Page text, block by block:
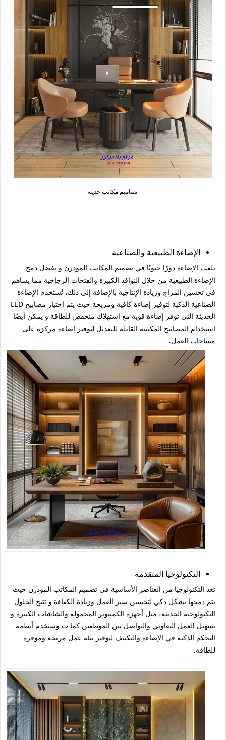
تصاميم مكاتب حديثة
الإضاءة الطبيعية والصناعية
تلعب الإضاءة دورًا حيويًا في تصميم المكاتب المودرن و يفضل دمج
الإضاءة الطبيعية من خلال النوافذ الكبيرة والفتحات الزجاجية مما يساهم
في تحسين المزاج وزيادة الإنتاجية بالإضافة إلى ذلك، تُستخدم الإضاءة
الصناعية الذكية لتوفير إضاءة كافية ومريحة حيث يتم اختيار مصابيح LED
الحديثة التي توفر إضاءة قوية مع استهلاك منخفض للطاقة و يمكن أيضًا
استخدام المصابيح المكتبية القابلة للتعديل لتوفير إضاءة مركزة على
مساحات العمل.
التكنولوجيا المتقدمة
تعد التكنولوجيا من العناصر الأساسية في تصميم المكاتب المودرن حيث
يتم دمجها بشكل ذكي لتحسين سير العمل وزيادة الكفاءة و تتيح الحلول
التكنولوجية الحديثة، مثل أجهزة الكمبيوتر المحمولة والشاشات الكبيرة و
تسهيل العمل التعاوني والتواصل بين الموظفين كما ت وستخدم أنظمة
التحكم الذكية في الإضاءة والتكييف لتوفير بيئة عمل مريحة وموفرة
للطاقة.